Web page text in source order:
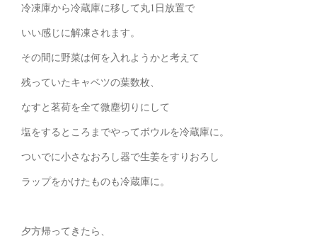
冷凍庫から冷蔵庫に移して丸1日放置で
いい感じに解凍されます。
その間に野菜は何を入れようかと考えて
残っていたキャベツの葉数枚、
なすと茗荷を全て微塵切りにして
塩をするところまでやってボウルを冷蔵庫に。
ついでに小さなおろし器で生姜をすりおろし
ラップをかけたものも冷蔵庫に。
夕方帰ってきたら、